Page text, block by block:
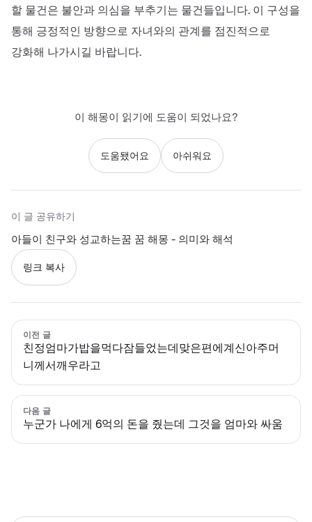
할 물건은 불안과 의심을 부추기는 물건들입니다. 이 구성을
통해 긍정적인 방향으로 자녀와의 관계를 점진적으로
강화해 나가시길 바랍니다.
이 해몽이 읽기에 도움이 되었나요?
도움됐어요 아쉬워요
이 글 공유하기
아들이 친구와 성교하는꿈 꿈 해몽 - 의미와 해석
링크 복사
이전 글
친정엄마가밥을먹다잠들었는데맞은편에계신아주머
니께서깨우라고
다음 글
누군가 나에게 6억의 돈을 줬는데 그것을 엄마와 싸움